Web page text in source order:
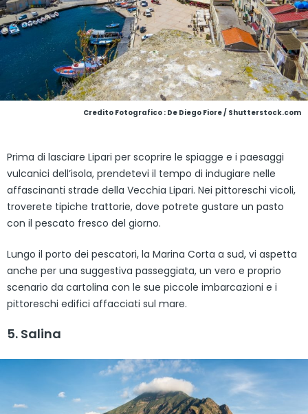
Credito Fotografico : De Diego Fiore / Shutterstock.com
Prima di lasciare Lipari per scoprire le spiagge e i paesaggi
vulcanici dell’isola, prendetevi il tempo di indugiare nelle
affascinanti strade della Vecchia Lipari. Nei pittoreschi vicoli,
troverete tipiche trattorie, dove potrete gustare un pasto
con il pescato fresco del giorno.
Lungo il porto dei pescatori, la Marina Corta a sud, vi aspetta
anche per una suggestiva passeggiata, un vero e proprio
scenario da cartolina con le sue piccole imbarcazioni e i
pittoreschi edifici affacciati sul mare.
5. Salina